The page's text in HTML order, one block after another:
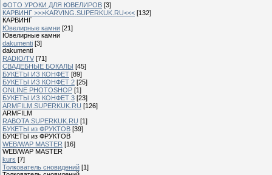
ФОТО УРОКИ ДЛЯ ЮВЕЛИРОВ [3]
КАРВИНГ >>>KARVING.SUPERKUK.RU<<< [132]
КАРВИНГ
Ювелирные камни [21]
Ювелирные камни
dakumenti [3]
dakumenti
RADIO/TV [71]
СВАДЕБНЫЕ БОКАЛЫ [45]
БУКЕТЫ ИЗ КОНФЕТ [89]
БУКЕТЫ ИЗ КОНФЕТ 2 [25]
ONLINE PHOTOSHOP [1]
БУКЕТЫ ИЗ КОНФЕТ 3 [23]
ARMFILM.SUPERKUK.RU [126]
ARMFILM
RABOTA.SUPERKUK.RU [1]
БУКЕТЫ из ФРУКТОВ [39]
БУКЕТЫ из ФРУКТОВ
WEB/WAP MASTER [16]
WEB/WAP MASTER
kurs [7]
Толкователь сновидений [1]